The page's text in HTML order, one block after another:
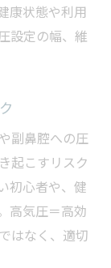
康状態や利用
設定の幅、維
副鼻腔への圧
起こすリスク
初心者や、健
高気圧＝高効
はなく、適切